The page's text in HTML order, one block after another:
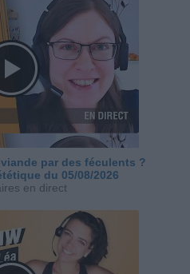
par des féculents ?
du 05/08/2026
en direct